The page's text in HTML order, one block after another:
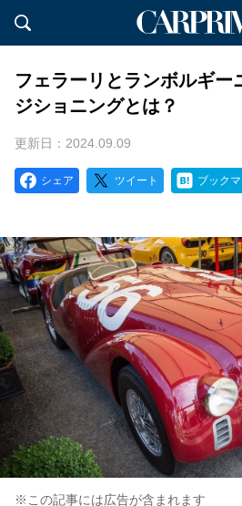
フェラーリとランボルギー
ジショニングとは？
更新日：2024.09.09
シェア ツイート ブック
※この記事には広告が含まれます